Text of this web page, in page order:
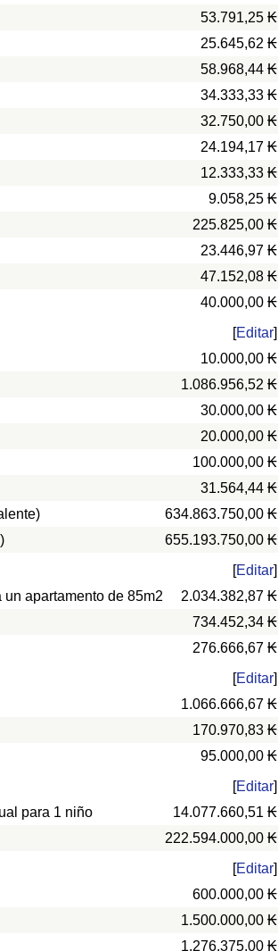
53.791,25 ₭
25.645,62 ₭
58.968,44 ₭
34.333,33 ₭
32.750,00 ₭
24.194,17 ₭
12.333,33 ₭
9.058,25 ₭
225.825,00 ₭
23.446,97 ₭
47.152,08 ₭
40.000,00 ₭
[Editar]
10.000,00 ₭
1.086.956,52 ₭
30.000,00 ₭
20.000,00 ₭
100.000,00 ₭
31.564,44 ₭
634.863.750,00 ₭
655.193.750,00 ₭
[Editar]
apartamento de 85m2
2.034.382,87 ₭
734.452,34 ₭
276.666,67 ₭
[Editar]
1.066.666,67 ₭
170.970,83 ₭
95.000,00 ₭
[Editar]
para 1 niño
14.077.660,51 ₭
222.594.000,00 ₭
[Editar]
600.000,00 ₭
1.500.000,00 ₭
1.276.375,00 ₭